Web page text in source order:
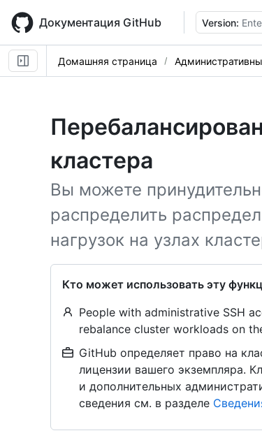
main
content
Документация GitHub Version:
Домашняя страница
кластера
Вы можете
распределить
нагрузок на узлах
Кто может использовать эту
People with administrative SSH
rebalance cluster workloads on
GitHub определяет право на
лицензии вашего экземпляра.
и дополнительных
сведения см. в разделе